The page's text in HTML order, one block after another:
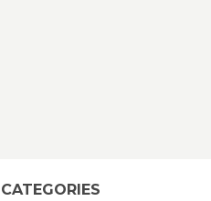
CATEGORIES